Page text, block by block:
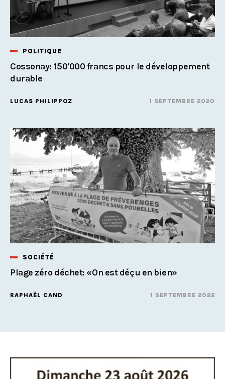
POLITIQUE
Cossonay: 150'000 francs pour le développement
durable
LUCAS PHILIPPOZ 1 SEPTEMBRE 2020
SOCIÉTÉ
Plage zéro déchet: «On est déçu en bien»
RAPHAËL CAND 1 SEPTEMBRE 2022